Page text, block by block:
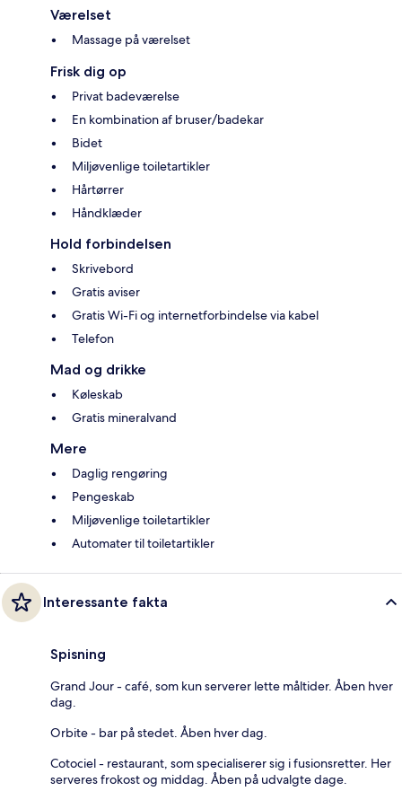
Værelset
Massage på værelset
Frisk dig op
Privat badeværelse
En kombination af bruser/badekar
Bidet
Miljøvenlige toiletartikler
Hårtørrer
Håndklæder
Hold forbindelsen
Skrivebord
Gratis aviser
Gratis Wi-Fi og internetforbindelse via kabel
Telefon
Mad og drikke
Køleskab
Gratis mineralvand
Mere
Daglig rengøring
Pengeskab
Miljøvenlige toiletartikler
Automater til toiletartikler
Interessante fakta
Spisning
Grand Jour - café, som kun serverer lette måltider. Åben hver
dag.
Orbite - bar på stedet. Åben hver dag.
Cotociel - restaurant, som specialiserer sig i fusionsretter. Her
serveres frokost og middag. Åben på udvalgte dage.